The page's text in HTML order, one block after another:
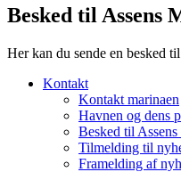
Besked til Assens
Her kan du sende en besked
Kontakt
Kontakt marinaen
Havnen og dens
Besked til
Tilmelding til
Framelding af